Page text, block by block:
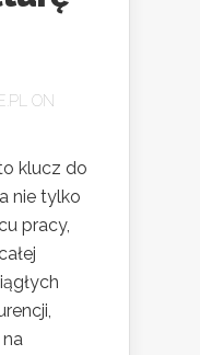
ON
klucz do
nie tylko
pracy,